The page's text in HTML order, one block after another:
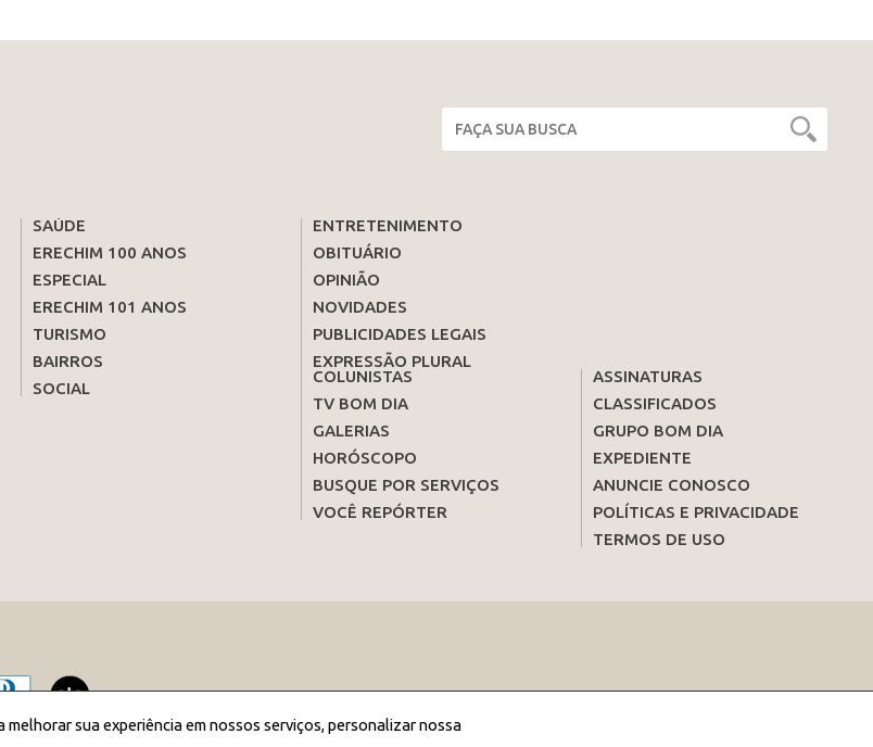
SAÚDE
ERECHIM 100 ANOS
ESPECIAL
ERECHIM 101 ANOS
TURISMO
BAIRROS
SOCIAL
ENTRETENIMENTO
OBITUÁRIO
OPINIÃO
NOVIDADES
PUBLICIDADES LEGAIS
EXPRESSÃO PLURAL
COLUNISTAS
TV BOM DIA
GALERIAS
HORÓSCOPO
BUSQUE POR SERVIÇOS
VOCÊ REPÓRTER
ASSINATURAS
CLASSIFICADOS
GRUPO BOM DIA
EXPEDIENTE
ANUNCIE CONOSCO
POLÍTICAS E PRIVACIDADE
TERMOS DE USO
sua experiência em nossos serviços, personalizar nossa